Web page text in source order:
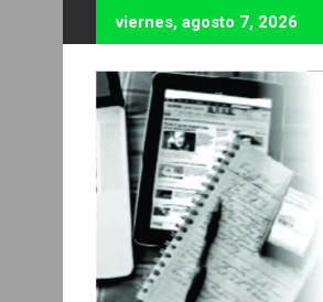
al
contenido
viernes, agosto 7, 2026